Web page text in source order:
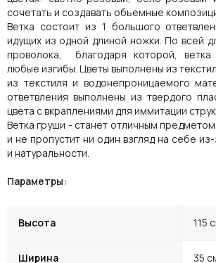
сочетать и создавать объемные
Ветка состоит из 1 большого
идущих из одной длиной ножки. По всей
проволока, благодаря которой,
любые изгибы. Цветы выполнены из
из текстиля и водонепроницаемого
ответвления выполнены из твердого
цвета с вкраплениями для иммитации
Ветка груши - станет отличным
и не пропустит ни один взгляд на себе
и натуральности.
Параметры:
Высота 115
Ширина 35